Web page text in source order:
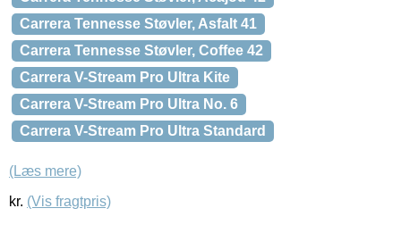
Carrera Tennesse Støvler, Asfalt 41
Carrera Tennesse Støvler, Coffee 42
Carrera V-Stream Pro Ultra Kite
Carrera V-Stream Pro Ultra No. 6
Carrera V-Stream Pro Ultra Standard
(Læs mere)
kr. (Vis fragtpris)